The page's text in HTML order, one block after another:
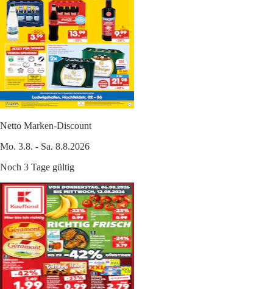
Netto Marken-Discount
Mo. 3.8. - Sa. 8.8.2026
Noch 3 Tage gültig